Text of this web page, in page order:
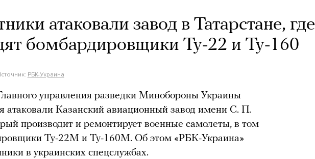
атаковали завод в Татарстане, где
бомбардировщики Ту-22 и Ту-160
РБК-Украина
управления разведки Минобороны Украины
атаковали Казанский авиационный завод имени С. П.
производит и ремонтирует военные самолеты, в том
Ту-22М и Ту-160М. Об этом «РБК-Украина»
в украинских спецслужбах.